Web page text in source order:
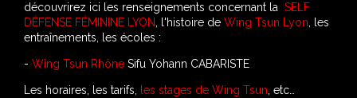
Nous sommes des écolesd'arts martiaux à Lyon. Vous
découvrirez ici les renseignements concernant la SELF
DÉFENSE FÉMININE LYON , l'histoire de